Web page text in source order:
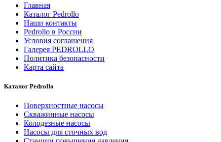
Главная
Каталог Pedrollo
Наши контакты
Pedrollo в России
Условия соглашения
Галерея PEDROLLO
Политика безопасности
Карта сайта
Каталог Pedrollo
Поверхностные насосы
Скважинные насосы
Колодезные насосы
Насосы для сточных вод